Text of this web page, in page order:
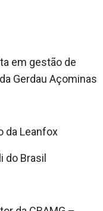
em gestão de
Gerdau Açominas
da Leanfox
do Brasil